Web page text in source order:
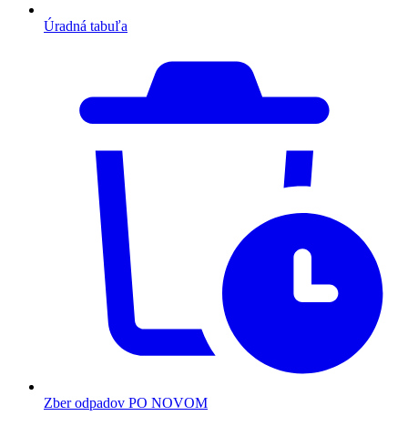
Úradná tabuľa
Zber odpadov PO NOVOM